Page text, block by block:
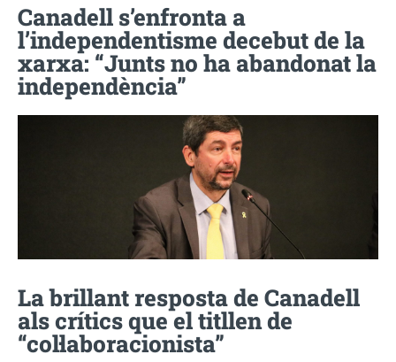
Canadell s’enfronta a
l’independentisme decebut de la
xarxa: “Junts no ha abandonat la
independència”
La brillant resposta de Canadell
als crítics que el titllen de
“col·laboracionista”